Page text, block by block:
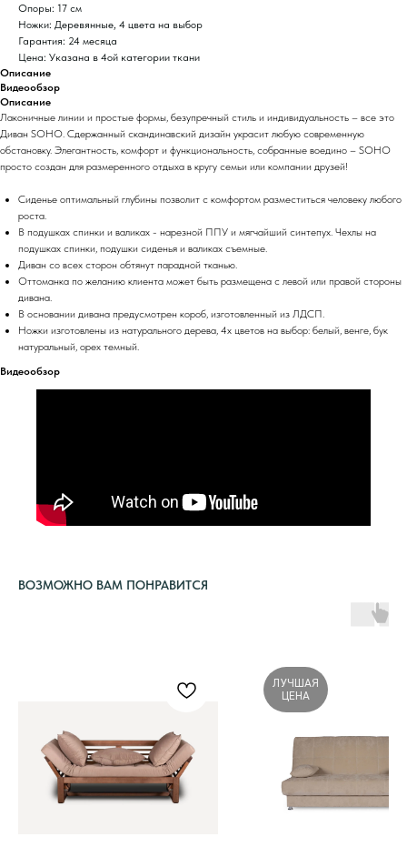
Опоры: 17 см
Ножки: Деревянные, 4 цвета на выбор
Гарантия: 24 месяца
Цена: Указана в 4ой категории ткани
Описание
Видеообзор
Описание
Лаконичные линии и простые формы, безупречный стиль и индивидуальность – все это
Диван SOHO. Сдержанный скандинавский дизайн украсит любую современную
обстановку. Элегантность, комфорт и функциональность, собранные воедино – SOHO
просто создан для размеренного отдыха в кругу семьи или компании друзей!
Сиденье оптимальный глубины позволит с комфортом разместиться человеку любого
роста.
В подушках спинки и валиках - нарезной ППУ и мягчайший синтепух. Чехлы на
подушках спинки, подушки сиденья и валиках съемные.
Диван со всех сторон обтянут парадной тканью.
Оттоманка по желанию клиента может быть размещена с левой или правой стороны
дивана.
В основании дивана предусмотрен короб, изготовленный из ЛДСП.
Ножки изготовлены из натурального дерева, 4х цветов на выбор: белый, венге, бук
натуральный, орех темный.
Видеообзор
ВОЗМОЖНО ВАМ ПОНРАВИТСЯ
ЛУЧШАЯ
ЦЕНА